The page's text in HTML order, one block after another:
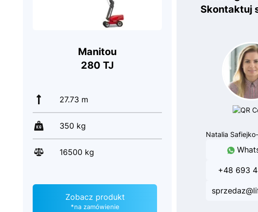
Manitou
280 TJ
27.73 m
350 kg
16500 kg
Zobacz produkt
*na zamówienie
Skontaktuj
Natalia
+48 693